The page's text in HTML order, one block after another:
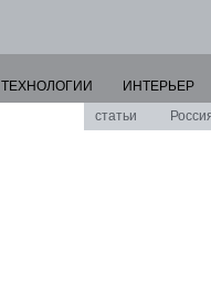
ТЕХНОЛОГИИ
ИНТЕРЬЕР
статьи